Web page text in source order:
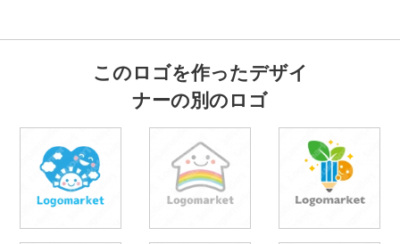
このロゴを作ったデザイ
ナーの別のロゴ